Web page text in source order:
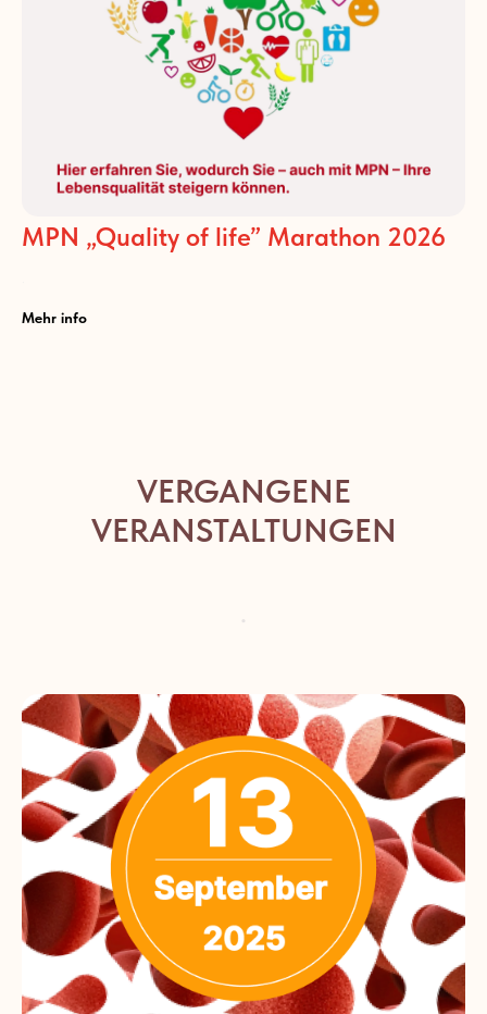
MPN „Quality of life” Marathon 2026
Mehr info
VERGANGENE
VERANSTALTUNGEN
.